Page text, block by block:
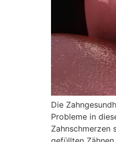
Die
Probleme in
Zahnschmerzen